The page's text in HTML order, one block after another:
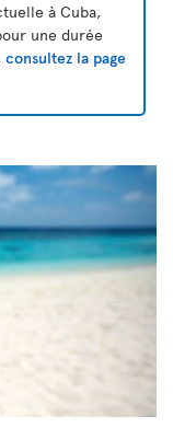
à Cuba,
une durée
consultez la page